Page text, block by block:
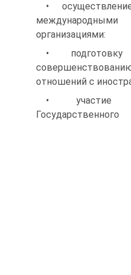
•
организациями:
•
отношений с
• участие
Государственного